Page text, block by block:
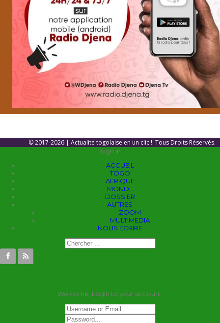
© 2017-2026 | Actualité togolaise en un clic !. Tous Droits Réservés.
Sign in
ACCUEIL
TOGO
AFRIQUE
MONDE
DOSSIER
AUTRES
ZOOM
MULTIMEDIA
NOUS ECRIRE
Welcome, Login to your account.